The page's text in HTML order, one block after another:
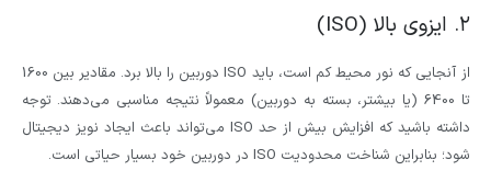
۲. ایزوی بالا (ISO)
از آنجایی که نور محیط کم است، باید ISO دوربین را بالا برد. مقادیر بین 1600
تا 6400 (یا بیشتر، بسته به دوربین) معمولاً نتیجه مناسبی می‌دهند. توجه
داشته باشید که افزایش بیش از حد ISO می‌تواند باعث ایجاد نویز دیجیتال
شود؛ بنابراین شناخت محدودیت ISO در دوربین خود بسیار حیاتی است.